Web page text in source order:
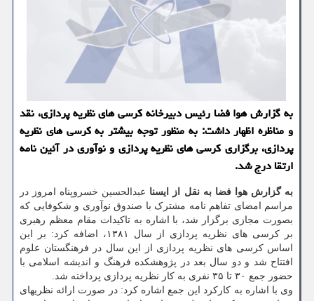
به گزارش هوا فضا رئیس دبیرخانه کرسی های نظریه پردازی، نقد
و مناظره اظهار داشت: به منظور توجه بیشتر به کرسی های نظریه
پردازی، برگزاری کرسی های نظریه پردازی و نوآوری در آئین نامه
ارتقا درج شد.
به گزارش هوا فضا به نقل از ایسنا عبدالحسین خسروپناه امروز در
مراسم امضای تفاهم نامه مشترک با صندوق نوآوری و شکوفایی که
بصورت مجازی برگزار شد، با اشاره به تاکیدات مقام معظم رهبری
بر کرسی های نظریه پردازی از سال ۱۳۸۱، اضافه کرد: بر این
اساس کرسی های نظریه پردازی از این سال در فرهنگستان علوم
افتتاح شد و دو سال بعد در پژوهشکده فرهنگ و اندیشه اسلامی با
حضور جمع ۳۰ تا ۳۵ نفری به کار نظریه پردازی پرداخته شد.
وی با اشاره به کارکرد این جمع اشاره کرد: در صورت ارائه نظریه‎ای